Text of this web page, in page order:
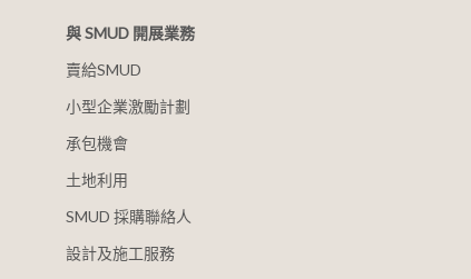
與 SMUD 開展業務
賣給SMUD
小型企業激勵計劃
承包機會
土地利用
SMUD 採購聯絡人
設計及施工服務